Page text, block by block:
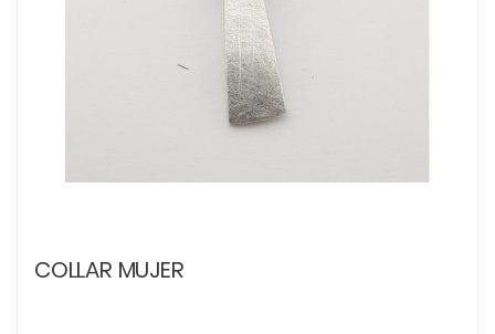
COLLAR MUJER